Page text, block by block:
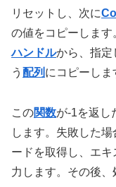
リセットし、次に
の値をコピーします
ハンドルから、指定
う 配列 にコピーしま
この関数が-1を返し
します。失敗した場
ードを取得し、エ
力します。その後、